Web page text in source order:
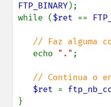
FTP_BINARY);
while ($ret ==
// Faz alguma
echo "." ;
// Continua o
$ret =
}